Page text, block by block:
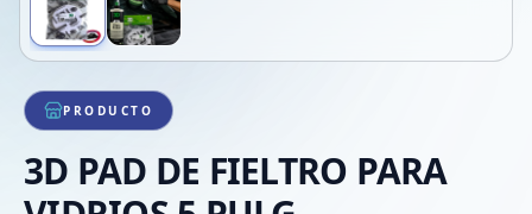
PRODUCTO
3D PAD DE FIELTRO PARA